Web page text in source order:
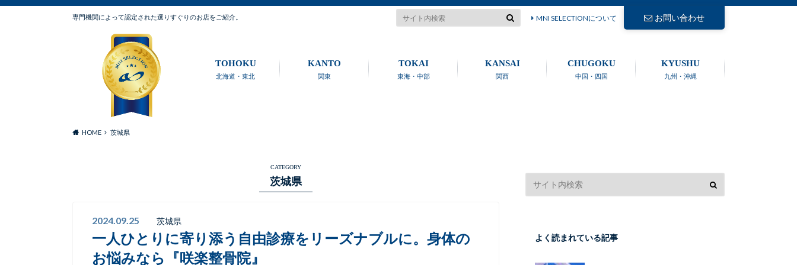
専門機関によって認定された選りすぐりのお店をご紹介。 お問い合わせ
MNI SELECTIONについて
北海道・東北
TOHOKU
関東
KANTO
東海・中部
TOKAI
関西
KANSAI
中国・四国
CHUGOKU
九州・沖縄
KYUSHU
HOME 茨城県
CATEGORY
茨城県
2024.09.25 茨城県
一人ひとりに寄り添う自由診療をリーズナブルに。身体の
お悩みなら『咲楽整骨院』
よく読まれている記事